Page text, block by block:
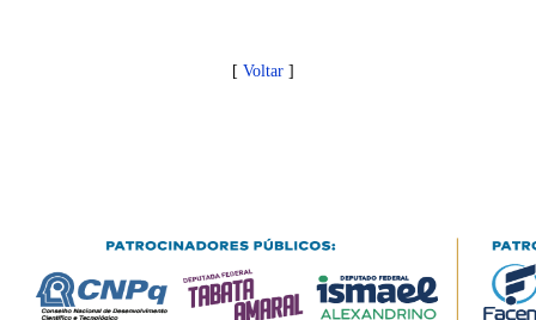
[ Voltar ]